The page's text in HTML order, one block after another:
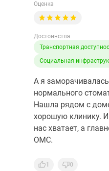
Оценка
Достоинства
Транспортная
Социальная
А я
нормального
Нашла рядом с
хорошую клинику.
нас хватает, а
ОМС.
1 0